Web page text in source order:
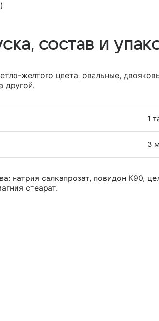
состав и
желтого цвета, овальные,
другой.
1
3
натрия салкапрозат, повидон К90,
стеарат.